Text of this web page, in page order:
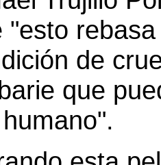
"esto
de
que